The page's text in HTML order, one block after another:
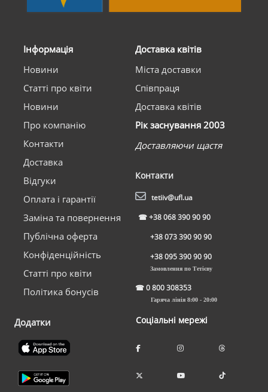
Інформація
Новини
Статті про квіти
Новини
Про компанію
Контакти
Доставка
Відгуки
Оплата і гарантії
Заміна та повернення
Публічна оферта
Конфіденційність
Статті про квіти
Політика бонусів
Додатки
Доставка квітів
Міста доставки
Співпраця
Доставка квітів
Рік заснування 2003
Доставляючи щастя
Контакти
tetiiv@ufl.ua
☎+38 068 390 90 90
+38 073 390 90 90
+38 095 390 90 90
Замовлення по Тетієву
☎0 800 308353
Гаряча лінія 8:00 - 20:00
Соціальні мережі